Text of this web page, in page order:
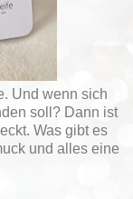
Und wenn sich
soll? Dann ist
Was gibt es
und alles eine